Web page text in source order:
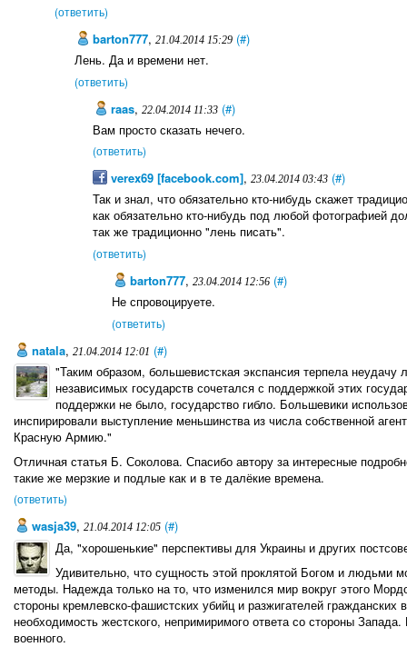
(ответить)
barton777, 21.04.2014 15:29 (#)
Лень. Да и времени нет.
(ответить)
raas,22.04.2014 11:33 (#)
Вам просто сказать нечего.
(ответить)
verex69 [facebook.com],23.04.2014 03:43 (#)
Так и знал, что обязательно кто-нибудь скажет
как обязательно кто-нибудь под любой фотографией
так же традиционно "лень писать".
(ответить)
barton777, 23.04.2014 12:56 (#)
Не спровоцируете.
(ответить)
natala, 21.04.2014 12:01 (#)
"Таким образом, большевистская экспансия терпела
независимых государств сочетался с поддержкой этих
поддержки не было, государство гибло. Большевики
инспирировали выступление меньшинства из числа собственной
Красную Армию."
Отличная статья Б. Соколова. Спасибо автору за интересные
такие же мерзкие и подлые как и в те далёкие времена.
(ответить)
wasja39, 21.04.2014 12:05 (#)
Да, "хорошенькие" перспективы для Украины и других
Удивительно, что сущность этой проклятой Богом и людьми
методы. Надежда только на то, что изменился мир вокруг этого
стороны кремлевско-фашистских убийц и разжигателей
необходимость жестского, непримиримого ответа со стороны
военного.